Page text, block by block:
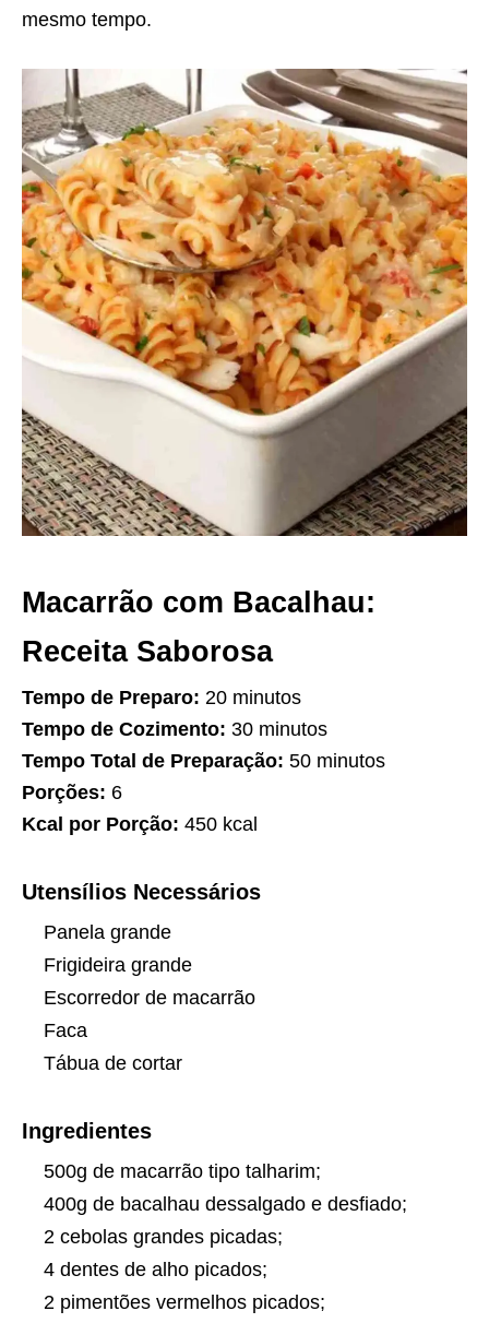
mesmo tempo.
Macarrão com Bacalhau:
Receita Saborosa
Tempo de Preparo: 20 minutos
Tempo de Cozimento: 30 minutos
Tempo Total de Preparação: 50 minutos
Porções: 6
Kcal por Porção: 450 kcal
Utensílios Necessários
Panela grande
Frigideira grande
Escorredor de macarrão
Faca
Tábua de cortar
Ingredientes
500g de macarrão tipo talharim;
400g de bacalhau dessalgado e desfiado;
2 cebolas grandes picadas;
4 dentes de alho picados;
2 pimentões vermelhos picados;